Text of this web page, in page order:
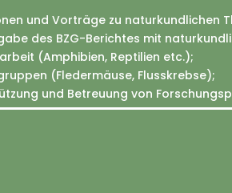
und Vorträge zu naturkundlichen
des BZG-Berichtes mit
(Amphibien, Reptilien etc.);
(Fledermäuse, Flusskrebse);
und Betreuung von